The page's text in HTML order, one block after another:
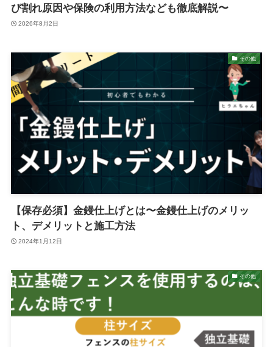
び割れ原因や保険の利用方法なども徹底解説〜
2026年8月2日
その他
【保存必須】金鏝仕上げとは〜金鏝仕上げのメリッ
ト、デメリットと施工方法
2024年1月12日
その他